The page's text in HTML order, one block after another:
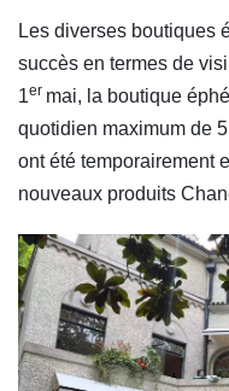
Les diverses boutiques
succès en termes de
1er mai, la boutique
quotidien maximum de
ont été temporairement
nouveaux produits